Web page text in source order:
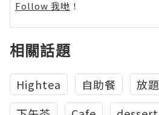
Follow 我哋 ！
相關話題
Hightea 自助餐 放題